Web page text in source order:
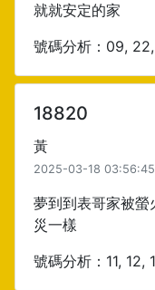
就就安定的家
號碼分析：09,
18820
黃
2025-03-18 03:56:45
夢到到表哥家被螢
災一樣
號碼分析：11, 12,